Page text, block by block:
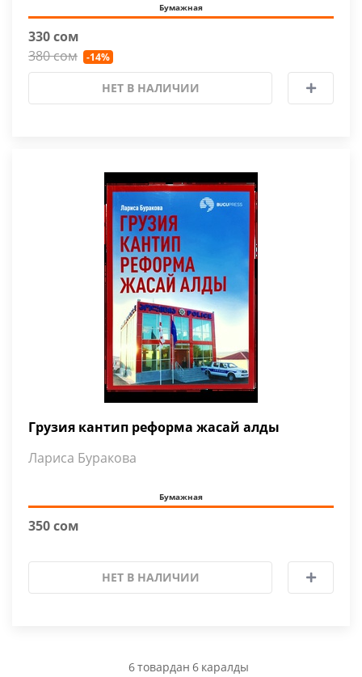
Бумажная
330 сом
380 сом
-14%
НЕТ В НАЛИЧИИ
Грузия кантип реформа жасай алды
Лариса Буракова
Бумажная
350 сом
НЕТ В НАЛИЧИИ
6товардан 6 каралды